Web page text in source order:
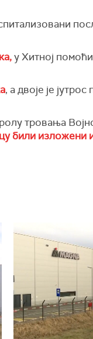
у Хитној
, а двоје је
тровања
били изложени